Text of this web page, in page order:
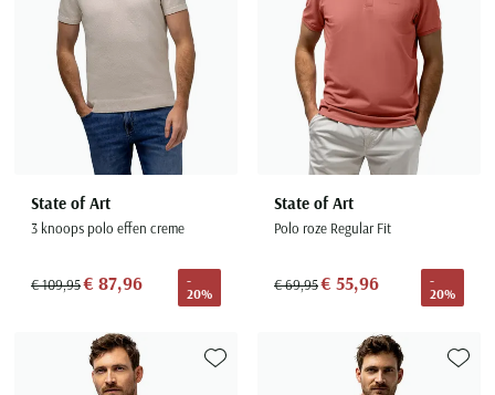
State of Art
3 knoops polo effen creme
€ 109,95€ 87,96
-
20%
State of Art
Polo roze Regular Fit
€ 69,95€ 55,96
-
20%
Toevoegen aan favorieten